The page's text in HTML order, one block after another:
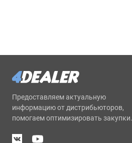
Предоставляем актуальную
информацию от дистрибьюторов,
помогаем оптимизировать закупки.